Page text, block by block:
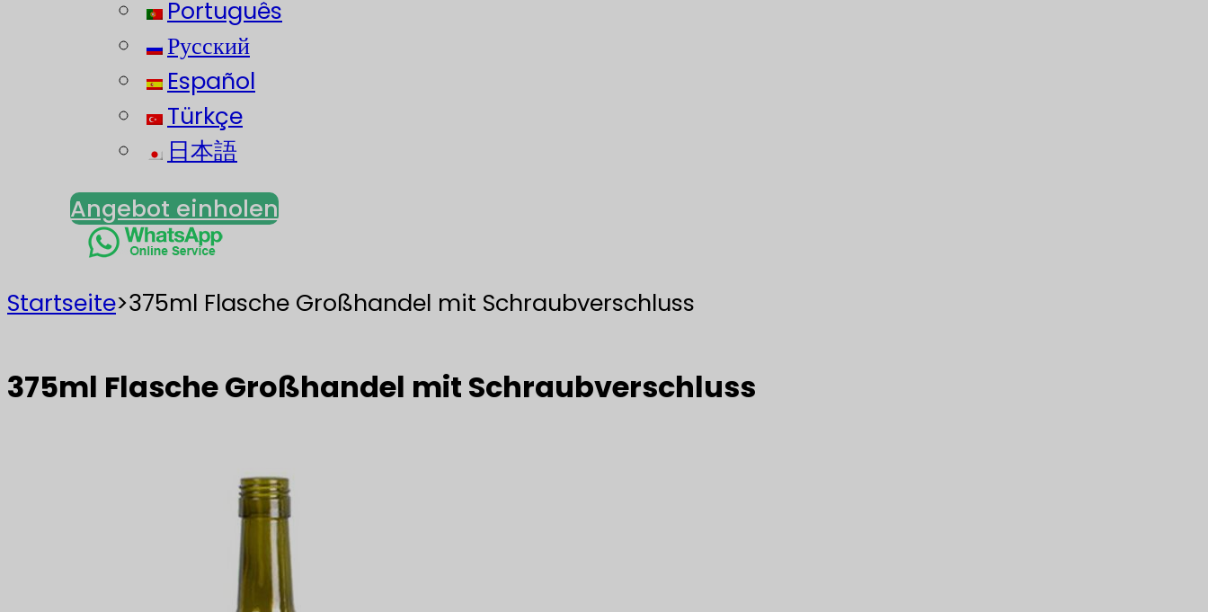
Português
Русский
Español
Türkçe
日本語
Angebot einholen
Startseite>375ml Flasche Großhandel mit Schraubverschluss
375ml Flasche Großhandel mit Schraubverschluss